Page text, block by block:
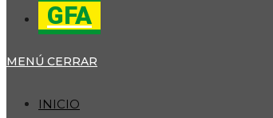
GFA
MENÚ CERRAR
INICIO